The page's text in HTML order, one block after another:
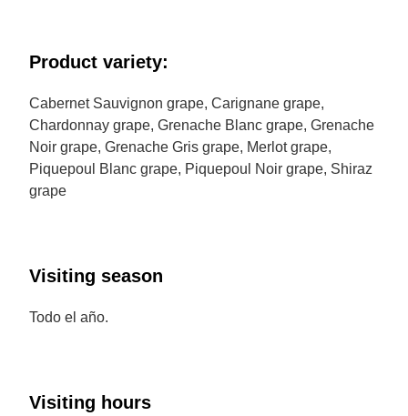
Product variety:
Cabernet Sauvignon grape, Carignane grape,
Chardonnay grape, Grenache Blanc grape, Grenache
Noir grape, Grenache Gris grape, Merlot grape,
Piquepoul Blanc grape, Piquepoul Noir grape, Shiraz
grape
Visiting season
Todo el año.
Visiting hours